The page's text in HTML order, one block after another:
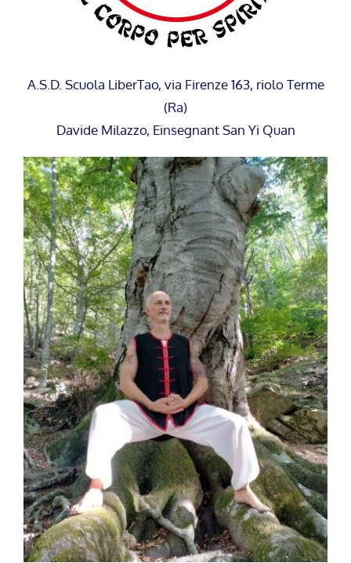
A.S.D. Scuola LiberTao, via Firenze 163, riolo Terme
(Ra)
Davide Milazzo, Einsegnant San Yi Quan